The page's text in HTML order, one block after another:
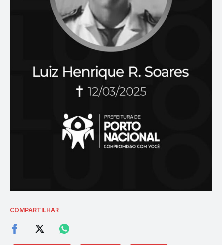
COMPARTILHAR